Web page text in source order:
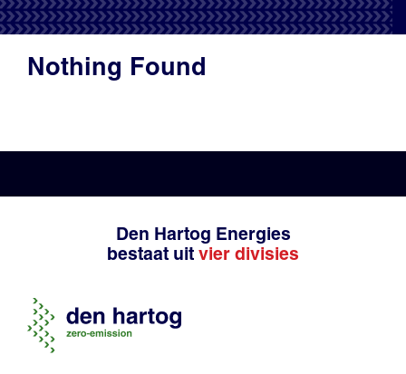
Productadvies
Nothing Found
Den Hartog Energies
bestaat uit vier divisies